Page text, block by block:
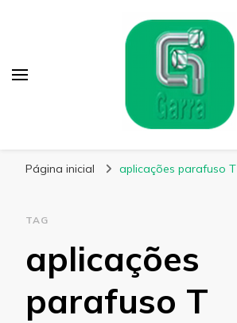
Página inicial aplicações parafuso T
TAG
aplicações
parafuso T